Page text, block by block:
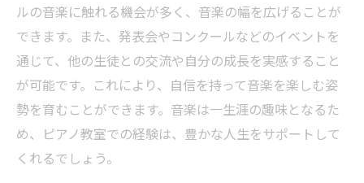
ルの音楽に触れる機会が多く、音楽の幅を広げることが
できます。また、発表会やコンクールなどのイベントを
通じて、他の生徒との交流や自分の成長を実感すること
が可能です。これにより、自信を持って音楽を楽しむ姿
勢を育むことができます。音楽は一生涯の趣味となるた
め、ピアノ教室での経験は、豊かな人生をサポートして
くれるでしょう。